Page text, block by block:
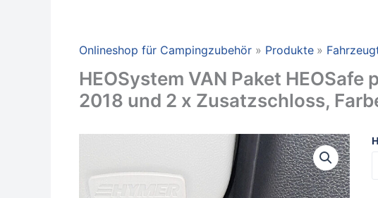
Onlineshop für Campingzubehör Produkte
HEOSystem VAN Paket HEOSafe
2018 und 2 x Zusatzschloss,